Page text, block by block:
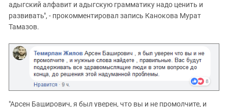
адыгский алфавит и адыгскую грамматику надо ценить и
развивать", - прокомментировал запись Канокова Мурат
Тамазов.
"Арсен Баширович, я был уверен, что вы и не промолчите, и